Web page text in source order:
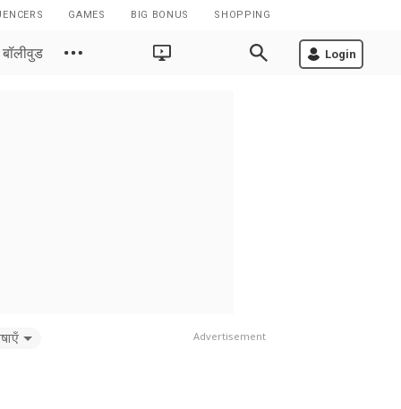
GAMES BIG BONUS SHOPPING
बॉलीवुड Login
Advertisement